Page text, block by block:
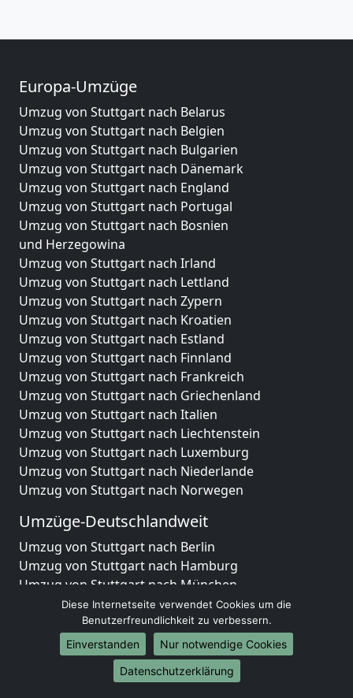
Europa-Umzüge
Umzug von Stuttgart nach Belarus
Umzug von Stuttgart nach Belgien
Umzug von Stuttgart nach Bulgarien
Umzug von Stuttgart nach Dänemark
Umzug von Stuttgart nach England
Umzug von Stuttgart nach Portugal
Umzug von Stuttgart nach Bosnien
und Herzegowina
Umzug von Stuttgart nach Irland
Umzug von Stuttgart nach Lettland
Umzug von Stuttgart nach Zypern
Umzug von Stuttgart nach Kroatien
Umzug von Stuttgart nach Estland
Umzug von Stuttgart nach Finnland
Umzug von Stuttgart nach Frankreich
Umzug von Stuttgart nach Griechenland
Umzug von Stuttgart nach Italien
Umzug von Stuttgart nach Liechtenstein
Umzug von Stuttgart nach Luxemburg
Umzug von Stuttgart nach Niederlande
Umzug von Stuttgart nach Norwegen
Umzüge-Deutschlandweit
Umzug von Stuttgart nach Berlin
Umzug von Stuttgart nach Hamburg
Umzug von Stuttgart nach München
Umzug von Stuttgart nach Köln
Umzug von Stuttgart nach Frankfurt am Main
Umzug von Stuttgart nach Stuttgart
Umzug von Stuttgart nach Düsseldorf
Umzug von Stuttgart nach Leipzig
Diese Internetseite verwendet Cookies um die
Benutzerfreundlichkeit zu verbessern.
Einverstanden
Nur notwendige Cookies
Datenschutzerklärung